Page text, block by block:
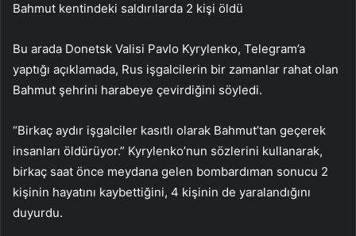
Bahmut kentindeki saldırılarda 2 kişi öldü
Bu arada Donetsk Valisi Pavlo Kyrylenko, Telegram’a
yaptığı açıklamada, Rus işgalcilerin bir zamanlar rahat olan
Bahmut şehrini harabeye çevirdiğini söyledi.
“Birkaç aydır işgalciler kasıtlı olarak Bahmut’tan geçerek
insanları öldürüyor.” Kyrylenko’nun sözlerini kullanarak,
birkaç saat önce meydana gelen bombardıman sonucu 2
kişinin hayatını kaybettiğini, 4 kişinin de yaralandığını
duyurdu.